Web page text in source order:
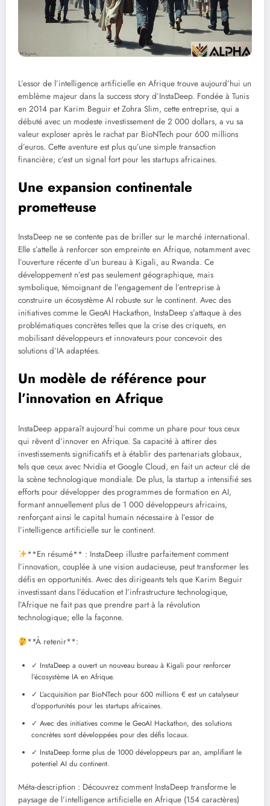
L’essor de l’intelligence artificielle en Afrique trouve aujourd’hui un
emblème majeur dans la success story d’InstaDeep. Fondée à Tunis
en 2014 par Karim Beguir et Zohra Slim, cette entreprise, qui a
débuté avec un modeste investissement de 2 000 dollars, a vu sa
valeur exploser après le rachat par BioNTech pour 600 millions
d’euros. Cette aventure est plus qu’une simple transaction
financière; c’est un signal fort pour les startups africaines.
Une expansion continentale
prometteuse
InstaDeep ne se contente pas de briller sur le marché international.
Elle s’attelle à renforcer son empreinte en Afrique, notamment avec
l’ouverture récente d’un bureau à Kigali, au Rwanda. Ce
développement n’est pas seulement géographique, mais
symbolique, témoignant de l’engagement de l’entreprise à
construire un écosystème AI robuste sur le continent. Avec des
initiatives comme le GeoAI Hackathon, InstaDeep s’attaque à des
problématiques concrètes telles que la crise des criquets, en
mobilisant développeurs et innovateurs pour concevoir des
solutions d’IA adaptées.
Un modèle de référence pour
l’innovation en Afrique
InstaDeep apparaît aujourd’hui comme un phare pour tous ceux
qui rêvent d’innover en Afrique. Sa capacité à attirer des
investissements significatifs et à établir des partenariats globaux,
tels que ceux avec Nvidia et Google Cloud, en fait un acteur clé de
la scène technologique mondiale. De plus, la startup a intensifié ses
efforts pour développer des programmes de formation en AI,
formant annuellement plus de 1 000 développeurs africains,
renforçant ainsi le capital humain nécessaire à l’essor de
l’intelligence artificielle sur le continent.
**En résumé** : InstaDeep illustre parfaitement comment
l’innovation, couplée à une vision audacieuse, peut transformer les
défis en opportunités. Avec des dirigeants tels que Karim Beguir
investissant dans l’éducation et l’infrastructure technologique,
l’Afrique ne fait pas que prendre part à la révolution
technologique; elle la façonne.
**À retenir**:
✓ InstaDeep a ouvert un nouveau bureau à Kigali pour renforcer
l’écosystème IA en Afrique.
✓ L’acquisition par BioNTech pour 600 millions € est un catalyseur
d’opportunités pour les startups africaines.
✓ Avec des initiatives comme le GeoAI Hackathon, des solutions
concrètes sont développées pour des défis locaux.
✓ InstaDeep forme plus de 1000 développeurs par an, amplifiant le
potentiel AI du continent.
Méta-description : Découvrez comment InstaDeep transforme le
paysage de l’intelligence artificielle en Afrique (154 caractères)